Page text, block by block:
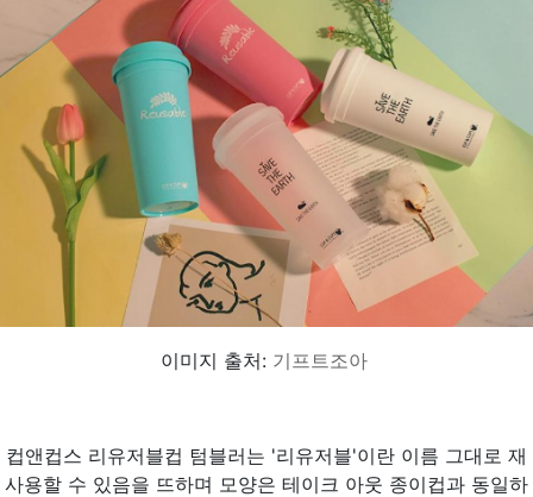
이미지 출처: 기프트조아
컵앤컵스 리유저블컵 텀블러는 '리유저블'이란 이름 그대로 재
사용할 수 있음을 뜨하며 모양은 테이크 아웃 종이컵과 동일하